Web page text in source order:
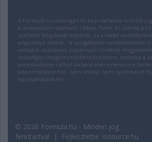
A Formula.hu szöveges és képi tartalma szerzői
A weboldalon található cikkek, fotók és videók a
szellemi tulajdonát képezik, és a kiadó
engedélye nélkül – a szolgáltatás rendeltetésszerű
velejáró olvasáson, képernyőn történő
szükséges ideiglenes többszörözésen, továbbá a
kereskedelmi célból történő merevlemezre
kinyomtatáson túl - sem online, sem nyomtatott
használhatóak fel.
© 2026 Formula.hu - Minden jog
fenntartva! | Fejlesztette: insource.hu